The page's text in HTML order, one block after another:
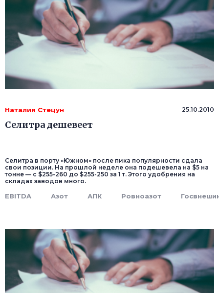
Наталия Стецун 25.10.2010
Селитра дешевеет
Селитра в порту «Южном» после пика популярности сдала
свои позиции. На прошлой неделе она подешевела на $5 на
тонне — с $255-260 до $255-250 за 1 т. Этого удобрения на
складах заводов много.
EBITDA Азот АПК Ровноазот